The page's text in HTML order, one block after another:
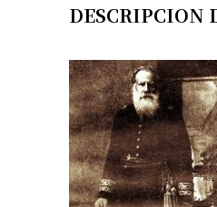
DESCRIPCION